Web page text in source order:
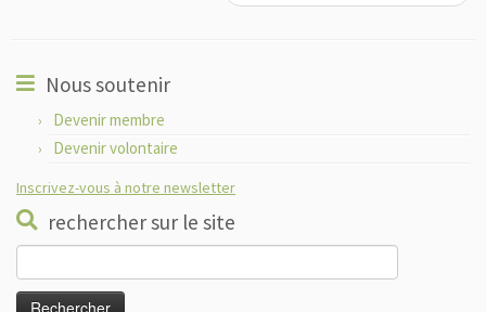
Nous soutenir
Devenir membre
Devenir volontaire
Inscrivez-vous à notre newsletter
rechercher sur le site